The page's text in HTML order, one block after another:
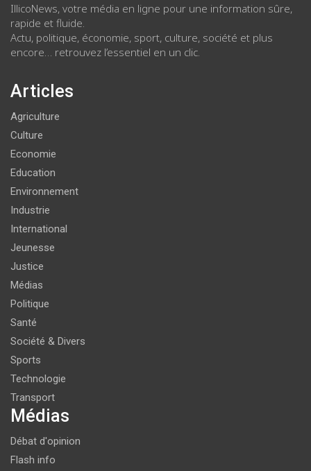
IllicoNews, votre média en ligne pour une information sûre,
rapide et fluide.
Actu, politique, économie, sport, culture, société et plus
encore… retrouvez l’essentiel en un clic.
Articles
Agriculture
Culture
Economie
Education
Environnement
Industrie
International
Jeunesse
Justice
Médias
Politique
Santé
Société & Divers
Sports
Technologie
Transport
Médias
Débat d'opinion
Flash info